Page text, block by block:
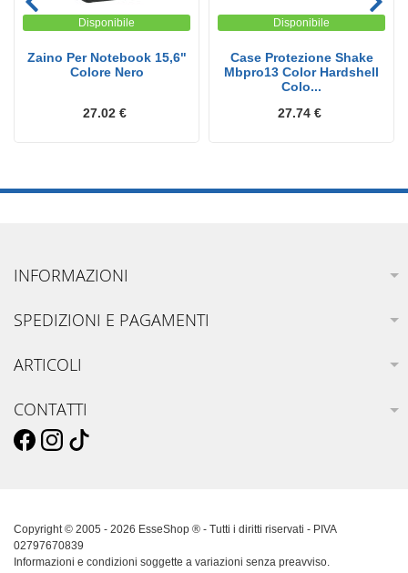
Disponibile
Zaino Per Notebook 15,6"
Colore Nero
27.02 €
Disponibile
Case Protezione Shake
Mbpro13 Color Hardshell
Colo...
27.74 €
INFORMAZIONI
SPEDIZIONI E PAGAMENTI
ARTICOLI
CONTATTI
Copyright © 2005 - 2026 EsseShop ® - Tutti i diritti riservati - PIVA
02797670839
Informazioni e condizioni soggette a variazioni senza preavviso.